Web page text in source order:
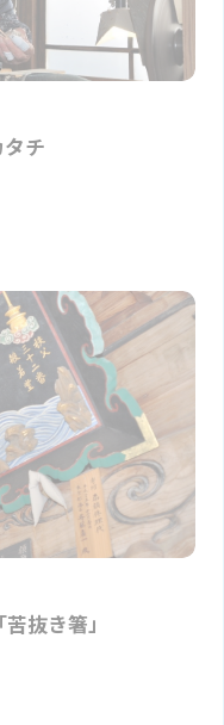
チ
抜き箸」